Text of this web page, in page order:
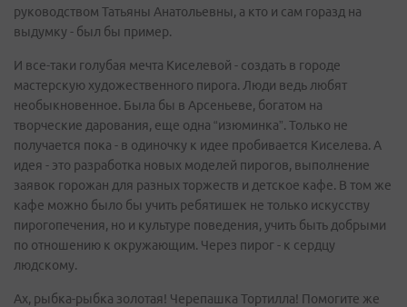
руководством Татьяны Анатольевны, а кто и сам горазд на
выдумку - был бы пример.
И все-таки голубая мечта Киселевой - создать в городе
мастерскую художественного пирога. Люди ведь любят
необыкновенное. Была бы в Арсеньеве, богатом на
творческие дарования, еще одна “изюминка”. Только не
получается пока - в одиночку к идее пробивается Киселева. А
идея - это разработка новых моделей пирогов, выполнение
заявок горожан для разных торжеств и детское кафе. В том же
кафе можно было бы учить ребятишек не только искусству
пирогопечения, но и культуре поведения, учить быть добрыми
по отношению к окружающим. Через пирог - к сердцу
людскому.
Ах, рыбка-рыбка золотая! Черепашка Тортилла! Помогите же